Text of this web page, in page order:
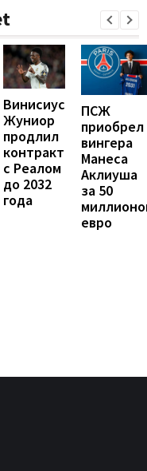
Винисиус
Жуниор
продлил
контракт
с Реалом
до 2032
года
ПСЖ
приобрел
вингера
Манеса
Аклиуша
за 50
евро